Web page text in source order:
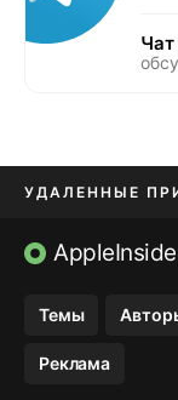
УДАЛЕННЫЕ
ПРИЛОЖЕНИЯ БЕЗ
Темы
Реклама